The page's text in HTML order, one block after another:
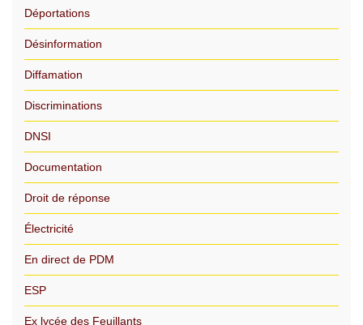
Déportations
Désinformation
Diffamation
Discriminations
DNSI
Documentation
Droit de réponse
Électricité
En direct de PDM
ESP
Ex lycée des Feuillants